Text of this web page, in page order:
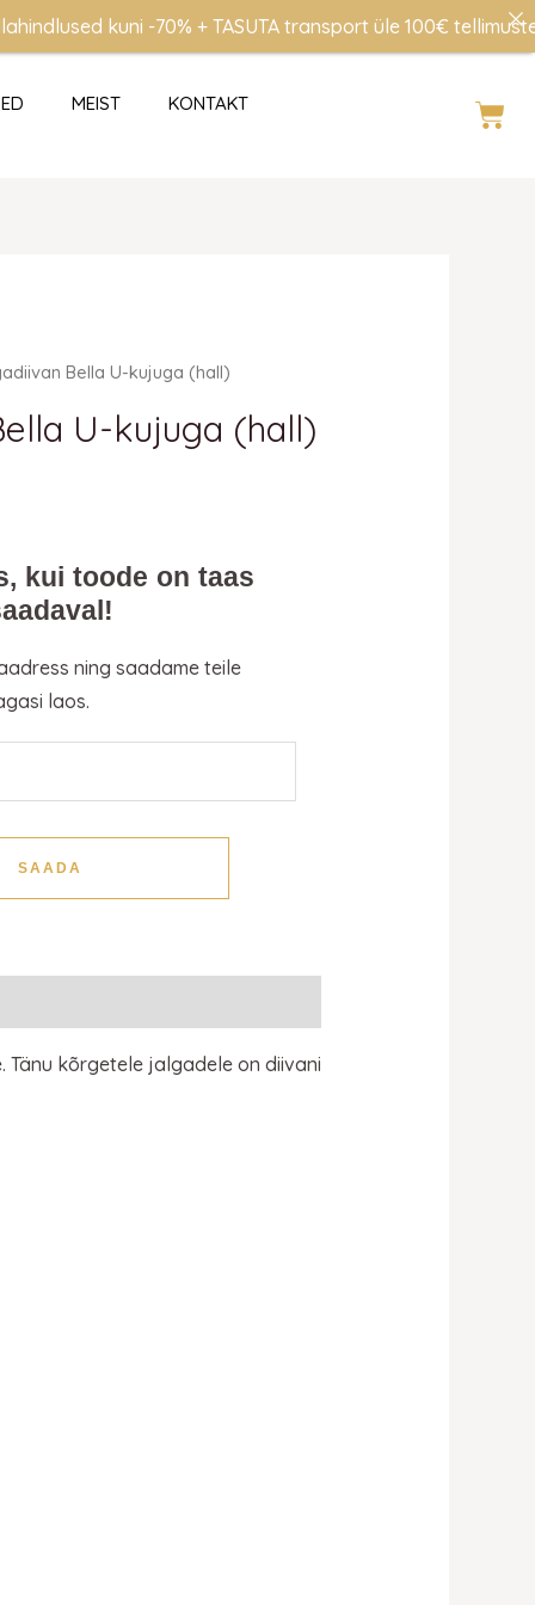
MEIST KONTAKT Cart
Bella U-kujuga (hall)
U-kujuga (hall)
kui toode on taas
ning saadame teile
laos.
SAADA
kõrgetele jalgadele on diivani
kuni -70% + TASUTA transport üle 100€ tellimustele